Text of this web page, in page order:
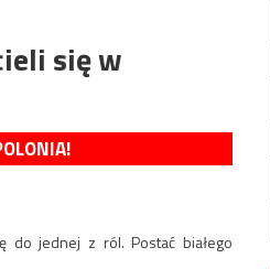
się w
do jednej z ról. Postać białego